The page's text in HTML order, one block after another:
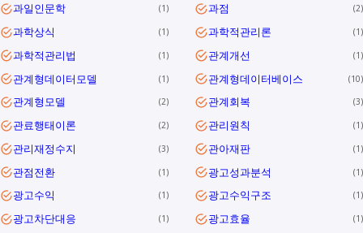
과일인문학 1 과점 2
과학상식 1 과학적관리론 1
과학적관리법 1 관계개선 1
관계형데이터모델 1 관계형데이터베이스 10
관계형모델 2 관계회복 3
관료행태이론 2 관리원칙 1
관리재정수지 3 관아재판 1
관점전환 1 광고성과분석 1
광고수익 1 광고수익구조 1
광고차단대응 1 광고효율 1